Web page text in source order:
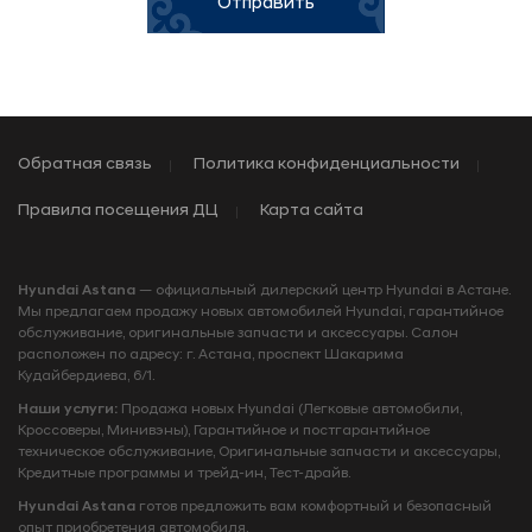
Отправить
Обратная связь Политика конфиденциальности
Правила посещения ДЦ Карта сайта
Hyundai Astana — официальный дилерский центр Hyundai в Астане.
Мы предлагаем продажу новых автомобилей Hyundai, гарантийное
обслуживание, оригинальные запчасти и аксессуары. Салон
расположен по адресу: г. Астана, проспект Шакарима
Кудайбердиева, 6/1.
Наши услуги: Продажа новых Hyundai (Легковые автомобили,
Кроссоверы, Минивэны), Гарантийное и постгарантийное
техническое обслуживание, Оригинальные запчасти и аксессуары,
Кредитные программы и трейд‑ин, Тест‑драйв.
Hyundai Astana готов предложить вам комфортный и безопасный
опыт приобретения автомобиля.